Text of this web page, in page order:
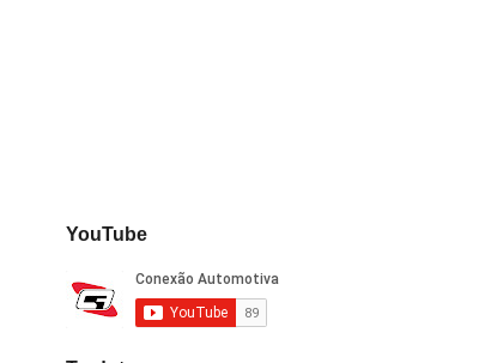
YouTube